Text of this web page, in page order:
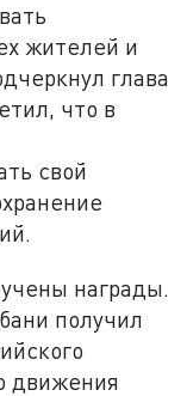
жителей и
глава
что в
свой
награды.
получил
движения